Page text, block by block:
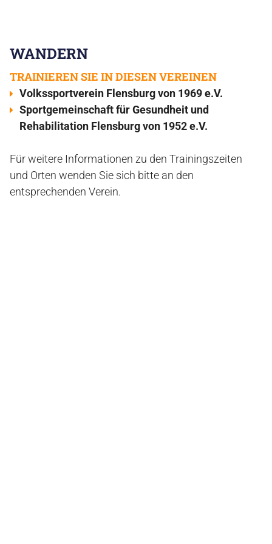
WANDERN
TRAINIEREN SIE IN DIESEN VEREINEN
Volkssportverein Flensburg von 1969 e.V.
Sportgemeinschaft für Gesundheit und
Rehabilitation Flensburg von 1952 e.V.
Für weitere Informationen zu den Trainingszeiten
und Orten wenden Sie sich bitte an den
entsprechenden Verein.